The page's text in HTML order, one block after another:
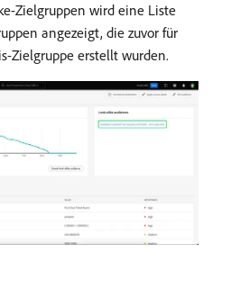
Zielgruppen wird eine Liste
angezeigt, die zuvor für
Zielgruppe erstellt wurden.